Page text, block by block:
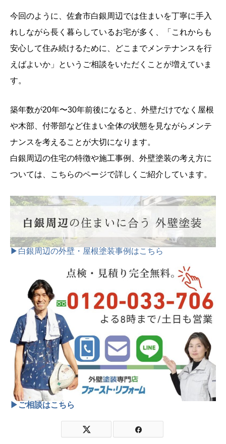
今回のように、佐倉市白銀周辺では住まいを丁寧に手入
れしながら長く暮らしているお宅が多く、「これからも
安心して住み続けるために、どこまでメンテナンスを行
えばよいか」というご相談をいただくことが増えていま
す。
築年数が20年〜30年前後になると、外壁だけでなく屋根
や木部、付帯部など住まい全体の状態を見ながらメンテ
ナンスを考えることが大切になります。
白銀周辺の住宅の特徴や施工事例、外壁塗装の考え方に
ついては、こちらのページで詳しくご紹介しています。
▶白銀周辺の外壁・屋根塗装事例はこちら
▶ご相談はこちら